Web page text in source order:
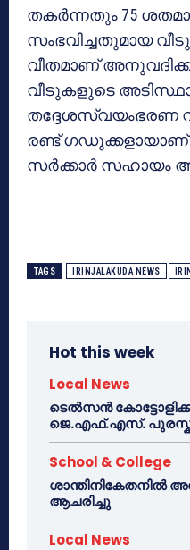
തകര്‍ന്നതും 75
സംഭവിച്ചതുമായ
വീതമാണ്
വീടുകളുടെ
തദ്ദേശസ്വയംഭരണ
രണ്ട് ഗഡുക്കളായാണ്
സര്‍ക്കാര്‍ സഹായം
TAGS IRINJALAKUDA NEWS
Hot this week
Local News
ടെൽസൻ
ജെ.എഫ്.എസ്.
School & College
ശാന്തിനികേതനിൽ
ആചരിച്ചു
Local News